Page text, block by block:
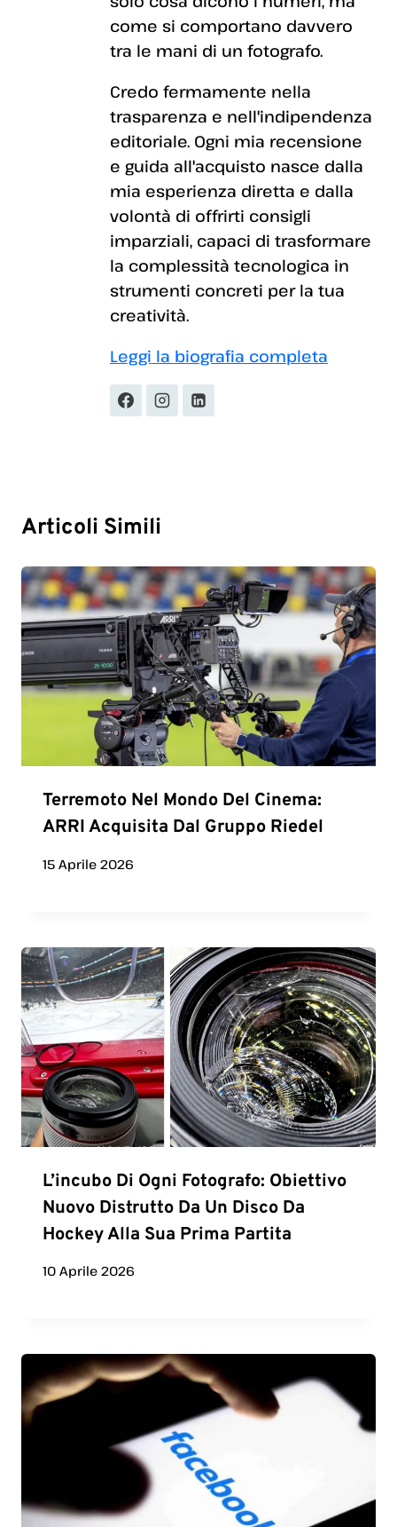
come si comportano davvero
tra le mani di un fotografo.
Credo fermamente nella
trasparenza e nell'indipendenza
editoriale. Ogni mia recensione
e guida all'acquisto nasce dalla
mia esperienza diretta e dalla
volontà di offrirti consigli
imparziali, capaci di trasformare
la complessità tecnologica in
strumenti concreti per la tua
creatività.
Leggi la biografia completa
Articoli Simili
Terremoto Nel Mondo Del Cinema:
ARRI Acquisita Dal Gruppo Riedel
15 Aprile 2026
L’incubo Di Ogni Fotografo: Obiettivo
Nuovo Distrutto Da Un Disco Da
Hockey Alla Sua Prima Partita
10 Aprile 2026